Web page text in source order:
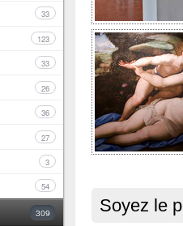
33
123
33
26
36
27
3
54
309 Soyez le